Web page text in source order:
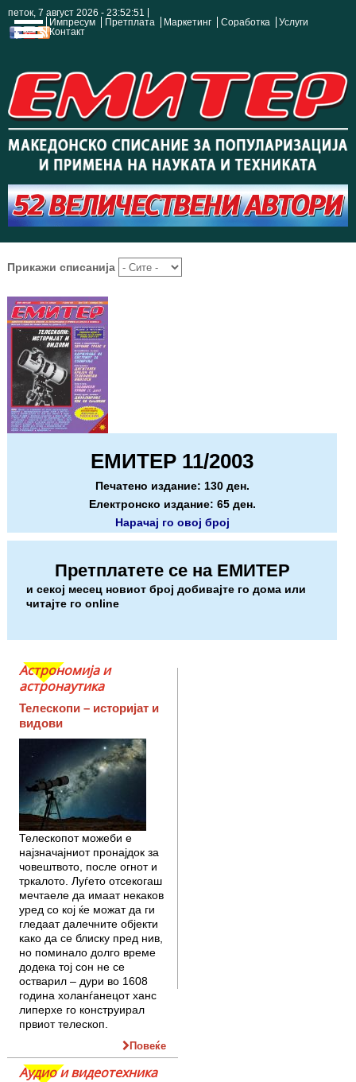
петок, 7 август 2026 - 23:52:52
Импресум
Претплата Маркетинг Соработка
Услуги
Контакт
Прикажи списанија
ЕМИТЕР 11/2003
Печатено издание: 130 ден.
Електронско издание: 65 ден.
Нарачај го овој број
Претплатете се на ЕМИТЕР
и секој месец новиот број добивајте го дома или
читајте го online
Астрономија и
астронаутика
Телескопи – историјат и
видови
Телескопот можеби е
најзначајниот пронајдок за
човештвото, после огнот и
тркалото. Луѓето отсекогаш
мечтаеле да имаат некаков
уред со кој ќе можат да ги
гледаат далечните објекти
како да се блиску пред нив,
но поминало долго време
додека тој сон не се
остварил – дури во 1608
година холанѓанецот ханс
липерхе го конструирал
првиот телескоп.
Повеќе
Аудио и видеотехника